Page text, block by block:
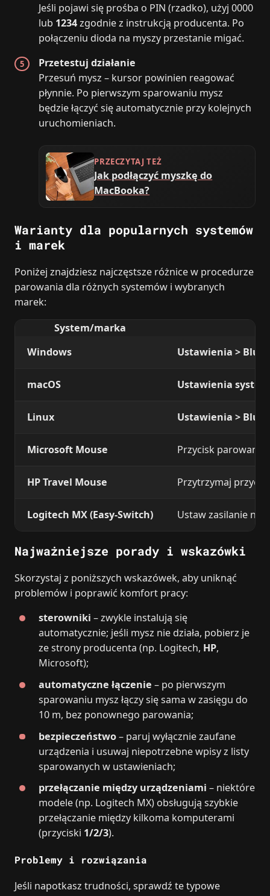
Jeśli pojawi się prośba o PIN (rzadko), użyj 0000
lub 1234zgodnie z instrukcją producenta. Po
połączeniu dioda na myszy przestanie migać.
Przetestuj działanie
Przesuń mysz – kursor powinien reagować
płynnie. Po pierwszym sparowaniu mysz
będzie łączyć się automatycznie przy kolejnych
uruchomieniach.
PRZECZYTAJ TEŻ
Jak podłączyć myszkę do
MacBooka?
Warianty dla popularnych systemów
i marek
Poniżej znajdziesz najczęstsze różnice w procedurze
parowania dla różnych systemów i wybranych
marek:
System/marka
Windows
Ustawienia >
macOS Ustawienia
Linux Ustawienia >
Microsoft Mouse Przycisk
HP Travel Mouse Przytrzymaj
Logitech MX (Easy-Switch) Ustaw zasilanie na
Najważniejsze porady i wskazówki
Skorzystaj z poniższych wskazówek, aby uniknąć
problemów i poprawić komfort pracy:
sterowniki – zwykle instalują się
automatycznie; jeśli mysz nie działa, pobierz je
ze strony producenta (np. Logitech, HP,
Microsoft);
automatyczne łączenie – po pierwszym
sparowaniu mysz łączy się sama w zasięgu do
10 m, bez ponownego parowania;
bezpieczeństwo– paruj wyłącznie zaufane
urządzenia i usuwaj niepotrzebne wpisy z listy
sparowanych w ustawieniach;
przełączanie między urządzeniami – niektóre
modele (np. Logitech MX) obsługują szybkie
przełączanie między kilkoma komputerami
(przyciski 1/2/3).
Problemy i rozwiązania
Jeśli napotkasz trudności, sprawdź te typowe